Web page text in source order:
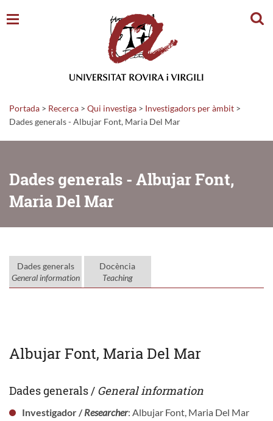
Portada > Recerca > Qui investiga > Investigadors per àmbit >
Dades generals - Albujar Font, Maria Del Mar
Dades generals - Albujar Font,
Maria Del Mar
Dades generals
General information
Docència
Teaching
Albujar Font, Maria Del Mar
Dades generals / General information
Investigador /Researcher: Albujar Font, Maria Del Mar